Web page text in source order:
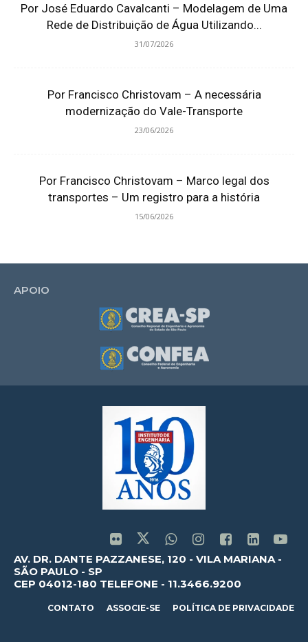
Por José Eduardo Cavalcanti – Modelagem de Uma
Rede de Distribuição de Água Utilizando...
31/07/2026
Por Francisco Christovam – A necessária
modernização do Vale-Transporte
23/06/2026
Por Francisco Christovam – Marco legal dos
transportes – Um registro para a história
15/06/2026
APOIO
AV. DR. DANTE PAZZANESE, 120 - VILA MARIANA -
SÃO PAULO - SP
CEP 04012-180 TELEFONE - 11.3466.9200
CONTATO ASSOCIE-SE POLÍTICA DE PRIVACIDADE